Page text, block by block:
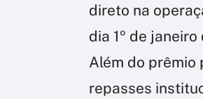
direto na
dia 1º de
Além do prêmio
repasses